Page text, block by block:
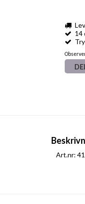
14
Art.nr: